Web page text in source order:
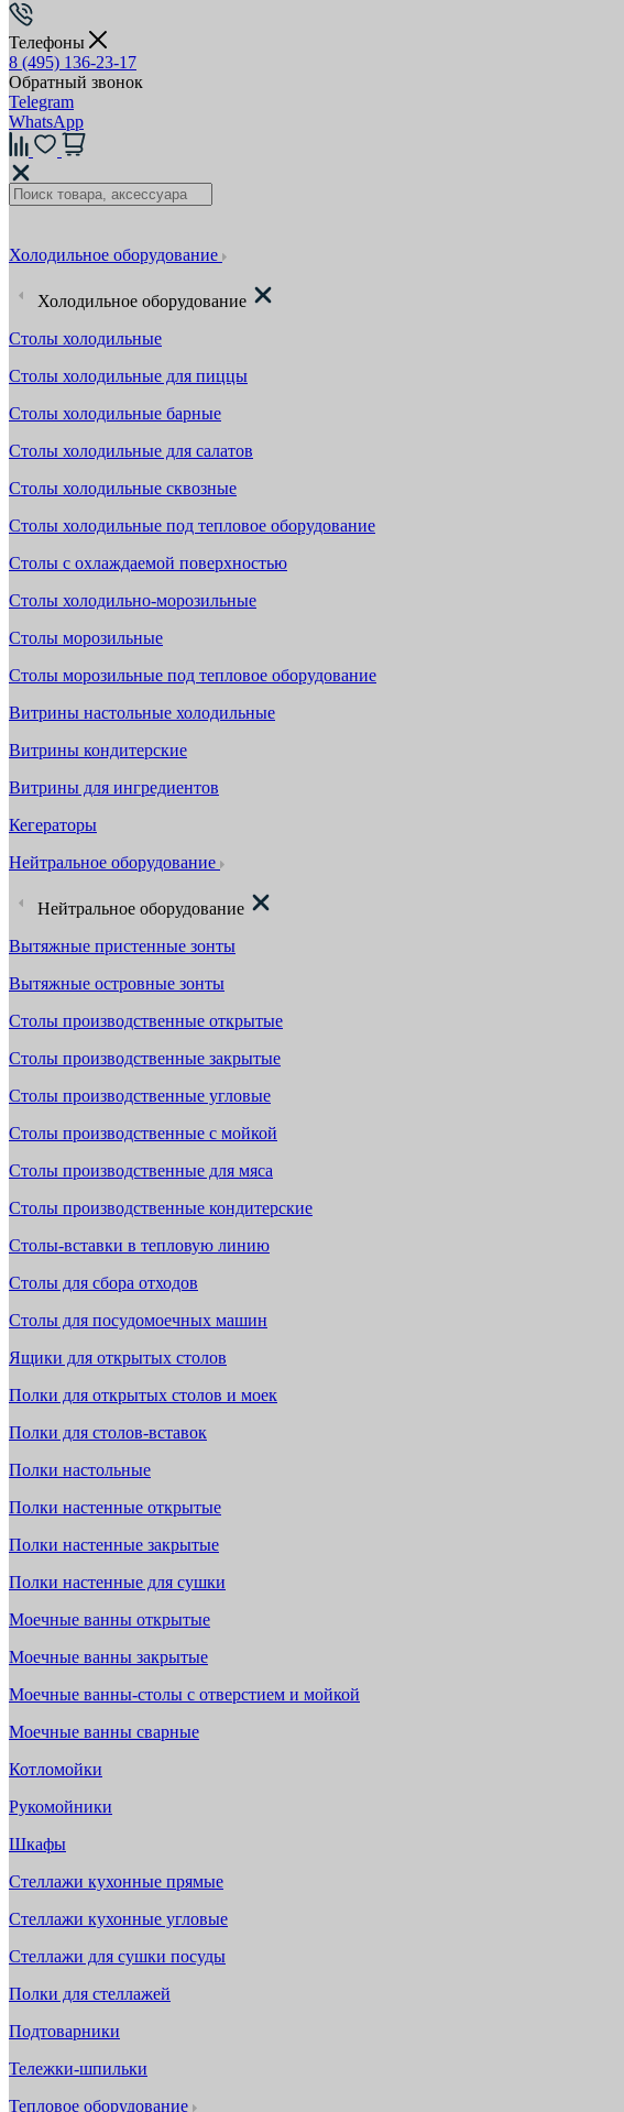
Телефоны
8 (495) 136-23-17
Обратный звонок
Telegram
WhatsApp
Холодильное оборудование
Холодильное оборудование
Столы холодильные
Столы холодильные для пиццы
Столы холодильные барные
Столы холодильные для салатов
Столы холодильные сквозные
Столы холодильные под тепловое оборудование
Столы с охлаждаемой поверхностью
Столы холодильно-морозильные
Столы морозильные
Столы морозильные под тепловое оборудование
Витрины настольные холодильные
Витрины кондитерские
Витрины для ингредиентов
Кегераторы
Нейтральное оборудование
Нейтральное оборудование
Вытяжные пристенные зонты
Вытяжные островные зонты
Столы производственные открытые
Столы производственные закрытые
Столы производственные угловые
Столы производственные с мойкой
Столы производственные для мяса
Столы производственные кондитерские
Столы-вставки в тепловую линию
Столы для сбора отходов
Столы для посудомоечных машин
Ящики для открытых столов
Полки для открытых столов и моек
Полки для столов-вставок
Полки настольные
Полки настенные открытые
Полки настенные закрытые
Полки настенные для сушки
Моечные ванны открытые
Моечные ванны закрытые
Моечные ванны-столы с отверстием и мойкой
Моечные ванны сварные
Котломойки
Рукомойники
Шкафы
Стеллажи кухонные прямые
Стеллажи кухонные угловые
Стеллажи для сушки посуды
Полки для стеллажей
Подтоварники
Тележки-шпильки
Тепловое оборудование